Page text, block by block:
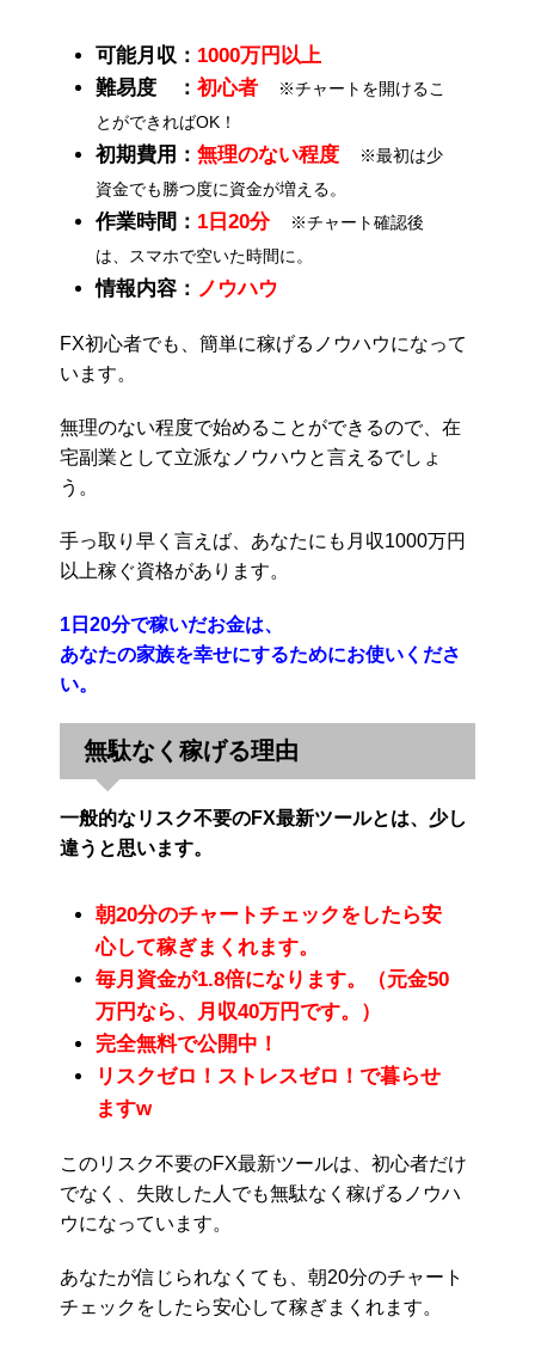
可能月収： 1000万円以上
難易度 ： 初心者
※チャートを開けるこ
とができればOK！
初期費用： 無理のない程度
※最初は少
資金でも勝つ度に資金が増える。
作業時間： 1日20分
※チャート確認後
は、スマホで空いた時間に。
情報内容： ノウハウ
FX初心者でも、簡単に稼げるノウハウになって
います。
無理のない程度で始めることができるので、在
宅副業として立派なノウハウと言えるでしょ
う。
手っ取り早く言えば、あなたにも月収1000万円
以上稼ぐ資格があります。
1日20分で稼いだお金は、
あなたの家族を幸せにするためにお使いくださ
い。
無駄なく稼げる理由
一般的なリスク不要のFX最新ツールとは、少し
違うと思います。
朝20分のチャートチェックをしたら安
心して稼ぎまくれます。
毎月資金が1.8倍になります。（元金50
万円なら、月収40万円です。）
完全無料で公開中！
リスクゼロ！ストレスゼロ！で暮らせ
ますw
このリスク不要のFX最新ツールは、初心者だけ
でなく、失敗した人でも無駄なく稼げるノウハ
ウになっています。
あなたが信じられなくても、朝20分のチャート
チェックをしたら安心して稼ぎまくれます。